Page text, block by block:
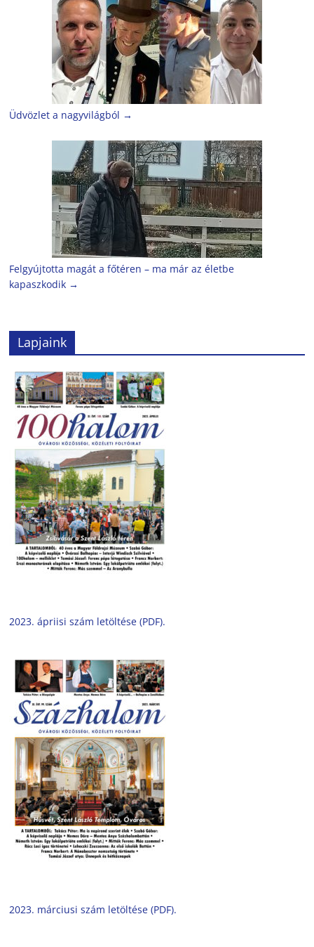
Üdvözlet a nagyvilágból →
Felgyújtotta magát a főtéren – ma már az életbe
kapaszkodik →
Lapjaink
2023. ápriisi szám letöltése (PDF).
2023. márciusi szám letöltése (PDF).